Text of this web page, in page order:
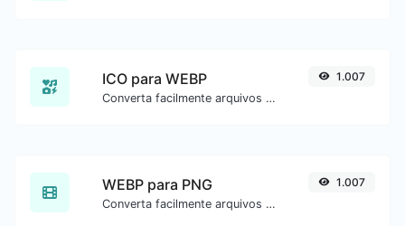
ICO para WEBP
Converta facilmente arquivos de imagem ICO para WEBP.
1.007
WEBP para PNG
Converta facilmente arquivos de imagem WEBP para PNG.
1.007